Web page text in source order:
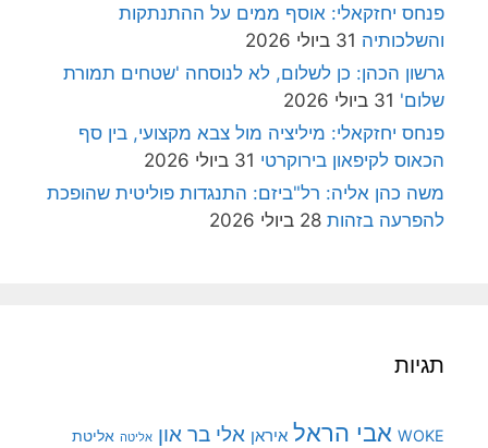
פנחס יחזקאלי: אוסף ממים על ההתנתקות
והשלכותיה 31 ביולי 2026
גרשון הכהן: כן לשלום, לא לנוסחה 'שטחים תמורת
שלום' 31 ביולי 2026
פנחס יחזקאלי: מיליציה מול צבא מקצועי, בין סף
הכאוס לקיפאון בירוקרטי 31 ביולי 2026
משה כהן אליה: רל"ביזם: התנגדות פוליטית שהופכת
להפרעה בזהות 28 ביולי 2026
תגיות
WOKE אבי הראל איראן אלי בר און אליטה אליטת